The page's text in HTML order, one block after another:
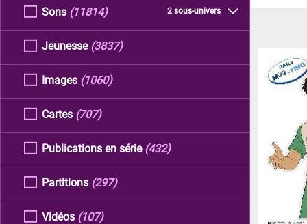
Sons 2 sous-univers
(11814)
Jeunesse (3837)
Images (1060)
Cartes (707)
Publications en série (432)
Partitions (297)
Vidéos (107)